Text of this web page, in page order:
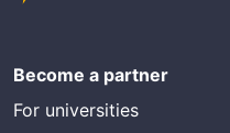
Become a partner
For universities